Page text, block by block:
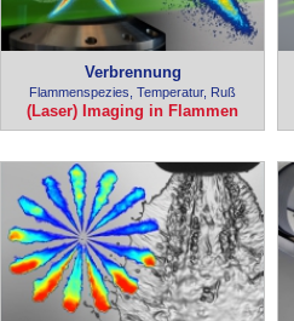
Verbrennung
Flammenspezies, Temperatur, Ruß
(Laser) Imaging in Flammen